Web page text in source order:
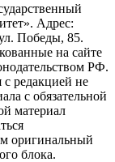
Адрес:
Победы, 85.
на сайте
РФ.
с редакцией не
с обязательной
материал
оригинальный
блока.